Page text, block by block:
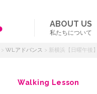
ABOUT US
私たちについて
> WLアドバンス > 新横浜【日曜午後
Walking Lesson